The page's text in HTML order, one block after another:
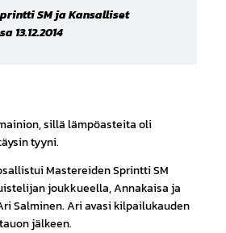
SM ja Kansalliset
13.12.2014
sillä lämpöasteita oli
tyyni.
Mastereiden Sprintti SM
joukkueella, Annakaisa ja
Salminen. Ari avasi kilpailukauden
jälkeen.